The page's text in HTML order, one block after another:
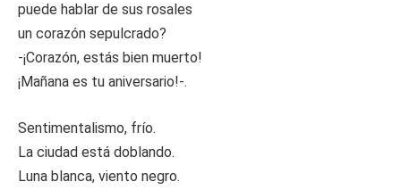
puede hablar de sus rosales
un corazón sepulcrado?
-¡Corazón, estás bien muerto!
¡Mañana es tu aniversario!-.
Sentimentalismo, frío.
La ciudad está doblando.
Luna blanca, viento negro.